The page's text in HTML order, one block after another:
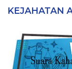
KEJAHATAN